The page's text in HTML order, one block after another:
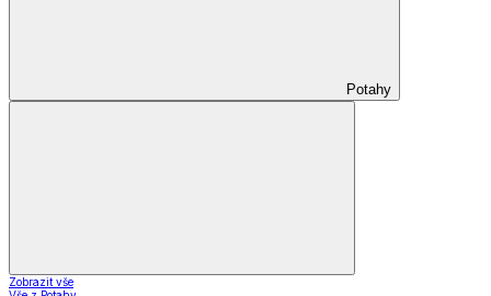
Potahy
Zobrazit vše